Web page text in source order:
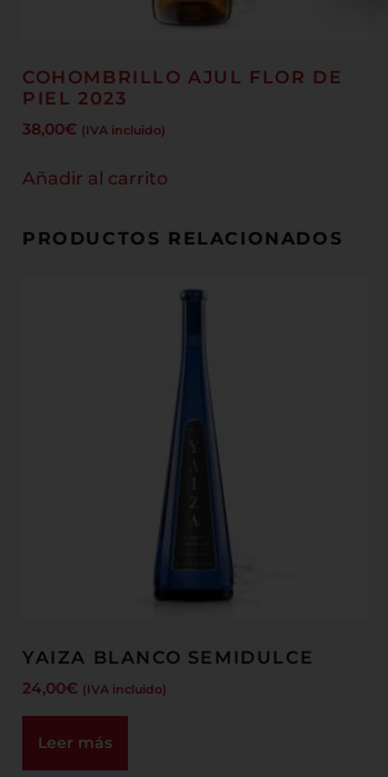
COHOMBRILLO AJUL FLOR DE
PIEL 2023
38,00€ (IVA incluido)
Añadir al carrito
PRODUCTOS RELACIONADOS
YAIZA BLANCO SEMIDULCE
24,00€ (IVA incluido)
Leer más